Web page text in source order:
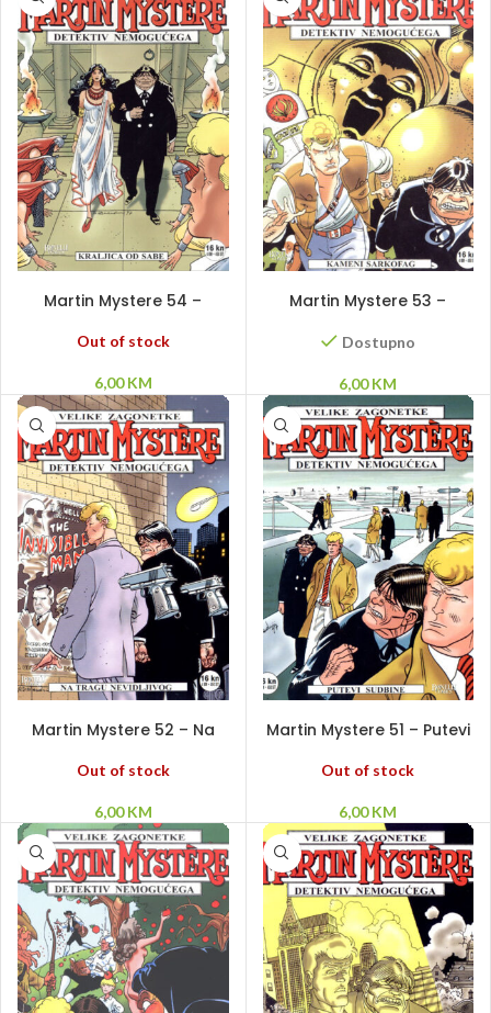
Martin Mystere 54 –
Out of stock
6,00KM
Martin Mystere 53 –
Dostupno
6,00KM
Martin Mystere 52 – Na
tragu nevidljivog
Out of stock
6,00KM
Martin Mystere 51 – Putevi
sudbine
Out of stock
6,00KM